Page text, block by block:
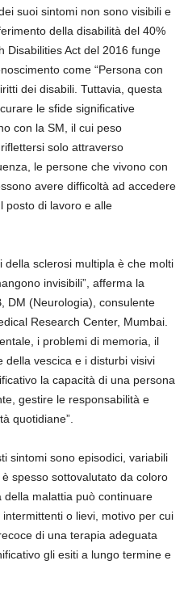
suoi sintomi non sono visibili e
della disabilità del 40%
Disabilities Act del 2016 funge
come “Persona con
dei disabili. Tuttavia, questa
le sfide significative
con la SM, il cui peso
solo attraverso
le persone che vivono con
avere difficoltà ad accedere
posto di lavoro e alle
della sclerosi multipla è che molti
invisibili”, afferma la
DM (Neurologia), consulente
Research Center, Mumbai.
i problemi di memoria, il
della vescica e i disturbi visivi
la capacità di una persona
gestire le responsabilità e
quotidiane”.
sintomi sono episodici, variabili
spesso sottovalutato da coloro
della malattia può continuare
o lievi, motivo per cui
di una terapia adeguata
gli esiti a lungo termine e